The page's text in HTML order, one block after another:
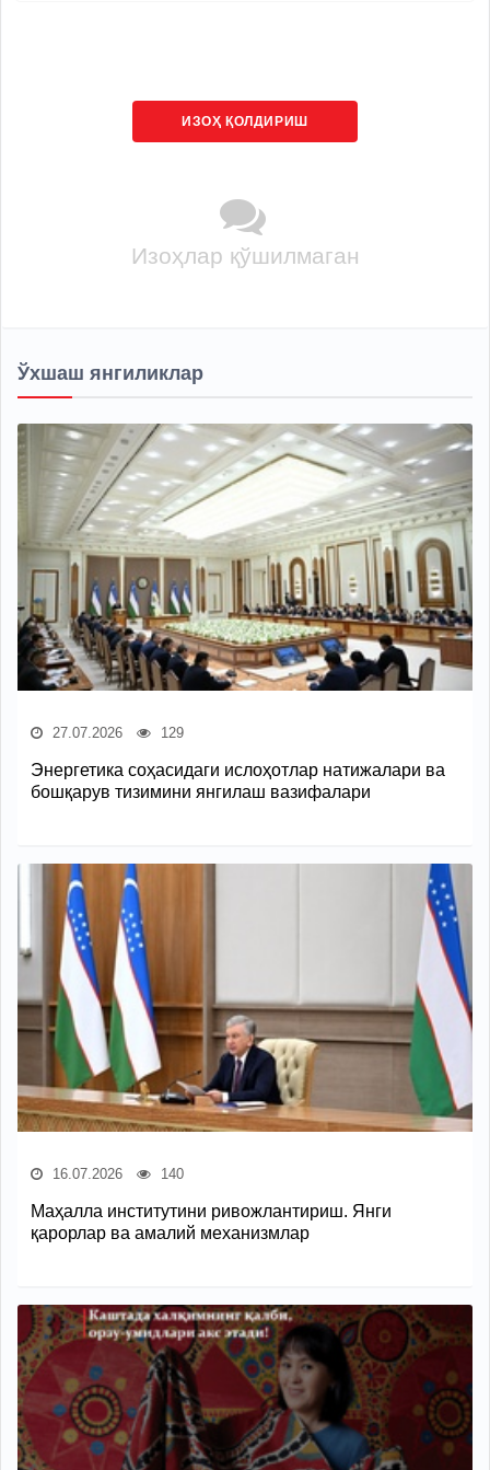
ИЗОҲ ҚОЛДИРИШ
Изоҳлар қўшилмаган
Ўхшаш янгиликлар
27.07.2026 129
Энергетика соҳасидаги ислоҳотлар натижалари ва
бошқарув тизимини янгилаш вазифалари
16.07.2026 140
Маҳалла институтини ривожлантириш. Янги
қарорлар ва амалий механизмлар